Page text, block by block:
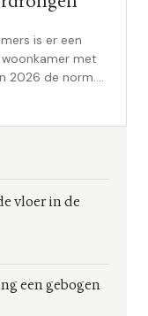
is er een
met
2026 de norm.
vloer in de
een gebogen